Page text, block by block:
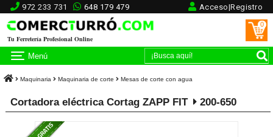
972 233 731 648 179 479 Acceso|Registro
Tu Ferretería Profesional Online
0
Menú
Maquinaria Maquinaria de corte Mesas de corte con agua
Cortadora eléctrica Cortag ZAPP FIT 200-650